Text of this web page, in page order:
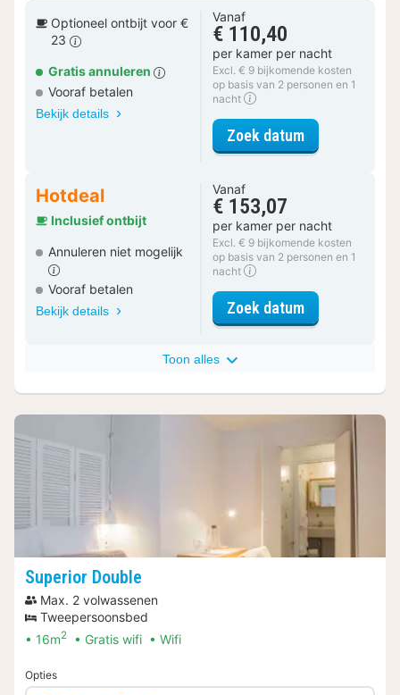
Optioneel ontbijt voor €
23
Gratis annuleren
Vooraf betalen
Bekijk details
Vanaf
€ 110,40
per kamer per nacht
Excl. € 9 bijkomende kosten
op basis van 2 personen en 1
nacht
Zoek datumvoor Standard
Hotdeal
Inclusief ontbijt
Annuleren niet mogelijk
Vooraf betalen
Bekijk details
Vanaf
€ 153,07
per kamer per nacht
Excl. € 9 bijkomende kosten
op basis van 2 personen en 1
nacht
Zoek datumvoor Standard
Toon alles
Superior Double
Max. 2 volwassenen
Tweepersoonsbed
16m2 Gratis wifi Wifi
Opties